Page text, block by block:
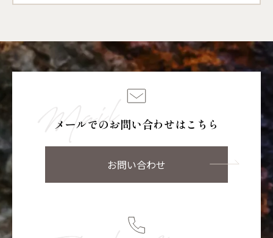
メールでのお問い合わせはこちら
お問い合わせ